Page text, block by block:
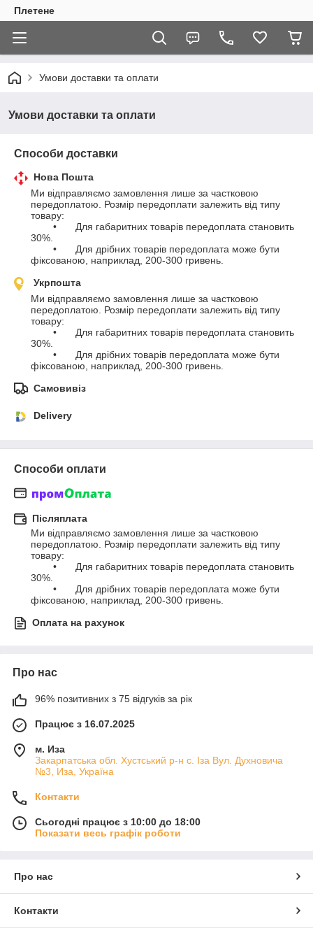
Плетене
Умови доставки та оплати
Умови доставки та оплати
Способи доставки
Нова Пошта
Ми відправляємо замовлення лише за частковою
передоплатою. Розмір передоплати залежить від типу
товару:
30%.
фіксованою, наприклад, 200-300 гривень.
Укрпошта
Ми відправляємо замовлення лише за частковою
передоплатою. Розмір передоплати залежить від типу
товару:
30%.
фіксованою, наприклад, 200-300 гривень.
Самовивіз
Delivery
Способи оплати
Післяплата
Ми відправляємо замовлення лише за частковою
передоплатою. Розмір передоплати залежить від типу
товару:
30%.
фіксованою, наприклад, 200-300 гривень.
Оплата на рахунок
Про нас
96% позитивних з 75 відгуків за рік
Працює з 16.07.2025
м. Иза
Закарпатська обл. Хустський р-н с. Іза Вул. Духновича
№3, Иза, Україна
Контакти
Сьогодні працює з 10:00 до 18:00
Показати весь графік роботи
Про нас
Контакти